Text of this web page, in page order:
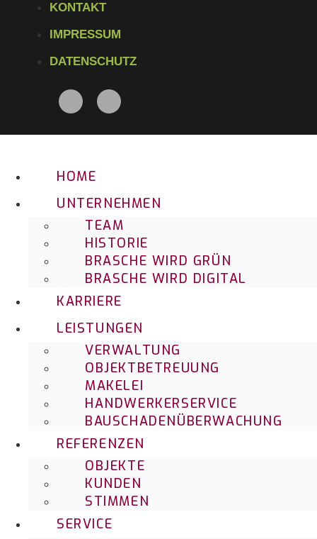
KONTAKT
IMPRESSUM
DATENSCHUTZ
HOME
UNTERNEHMEN
TEAM
HISTORIE
BRASCHE WIRD GRÜN
BRASCHE WIRD DIGITAL
KARRIERE
LEISTUNGEN
VERWALTUNG
OBJEKTBETREUUNG
MAKELEI
HANDWERKERSERVICE
BAUSCHADENÜBERWACHUNG
REFERENZEN
OBJEKTE
KUNDEN
STIMMEN
SERVICE